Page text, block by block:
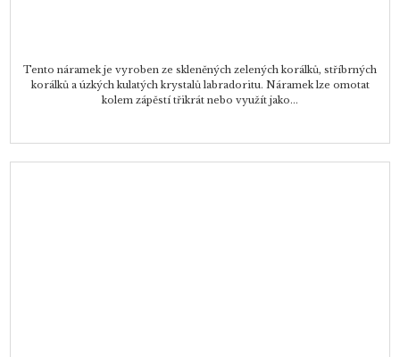
Tento náramek je vyroben ze skleněných zelených korálků, stříbrných
korálků a úzkých kulatých krystalů labradoritu. Náramek lze omotat
kolem zápěstí třikrát nebo využít jako...